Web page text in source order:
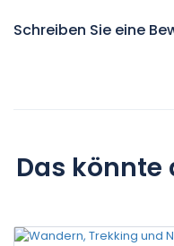
Schreiben Sie eine
Das